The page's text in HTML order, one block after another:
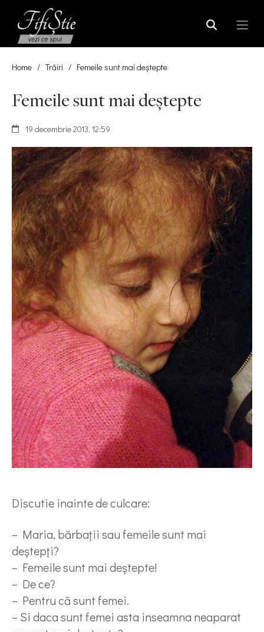
Home / Trăiri / Femeile sunt mai deştepte
Femeile sunt mai deştepte
19 decembrie 2013, 12:59
Discutie inainte de culcare:
– Maria, bărbaţii sau femeile sunt mai
deştepţi?
– Femeile sunt mai deştepte!
– De ce?
– Pentru că sunt femei.
– Si daca sunt femei asta inseamna neaparat